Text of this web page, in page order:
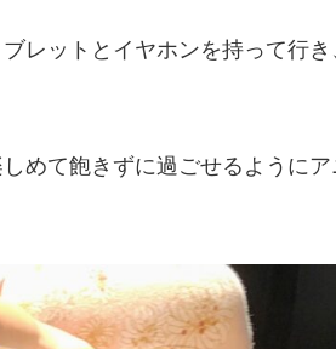
レットとイヤホンを持って行
めて飽きずに過ごせるように